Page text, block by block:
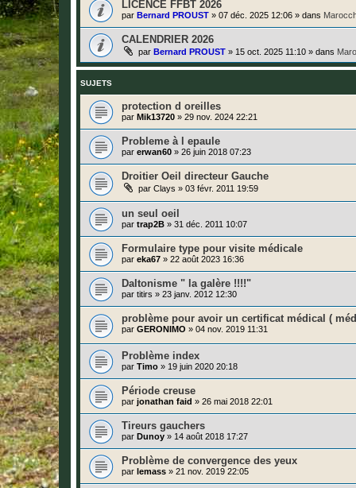
LICENCE FFBT 2026
par Bernard PROUST » 07 déc. 2025 12:06 » dans
CALENDRIER 2026
par Bernard PROUST » 15 oct. 2025 11:10 » dans
SUJETS
protection d oreilles
par Mik13720 » 29 nov. 2024 22:21
Probleme à l epaule
par erwan60 » 26 juin 2018 07:23
Droitier Oeil directeur Gauche
par Clays » 03 févr. 2011 19:59
un seul oeil
par trap2B » 31 déc. 2011 10:07
Formulaire type pour visite médicale
par eka67 » 22 août 2023 16:36
Daltonisme " la galère !!!!"
par titirs » 23 janv. 2012 12:30
problème pour avoir un certificat médical (
par GERONIMO » 04 nov. 2019 11:31
Problème index
par Timo » 19 juin 2020 20:18
Période creuse
par jonathan faid » 26 mai 2018 22:01
Tireurs gauchers
par Dunoy » 14 août 2018 17:27
Problème de convergence des yeux
par lemass » 21 nov. 2019 22:05